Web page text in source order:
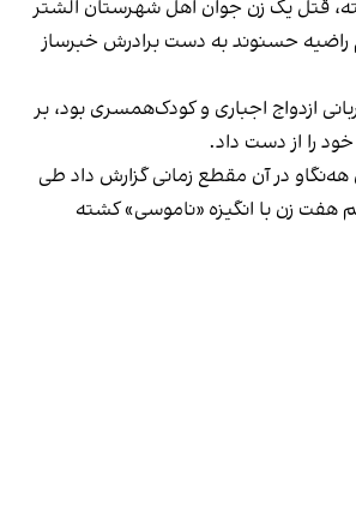
قتل یک زن جوان اهل شهرستان الشتر
راضیه حسنوند به دست برادرش خبرساز
که قربانی ازدواج اجباری و کودک‌‌همسری بود، بر
را از دست داد.
در آن مقطع زمانی گزارش داد طی
هفت زن با انگیزه «ناموسی» کشته